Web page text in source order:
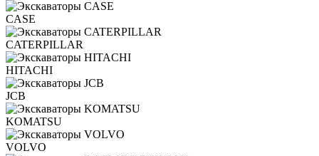
CASE
CATERPILLAR
HITACHI
JCB
KOMATSU
VOLVO